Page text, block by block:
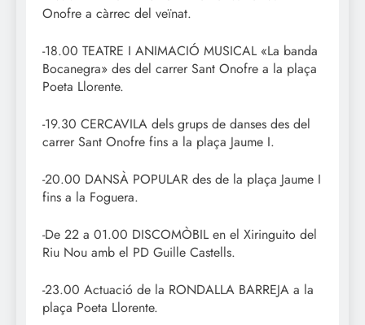
Onofre a càrrec del veïnat.
-18.00 TEATRE I ANIMACIÓ MUSICAL «La banda
Bocanegra» des del carrer Sant Onofre a la plaça
Poeta Llorente.
-19.30 CERCAVILA dels grups de danses des del
carrer Sant Onofre fins a la plaça Jaume I.
-20.00 DANSÀ POPULAR des de la plaça Jaume I
fins a la Foguera.
-De 22 a 01.00 DISCOMÒBIL en el Xiringuito del
Riu Nou amb el PD Guille Castells.
-23.00 Actuació de la RONDALLA BARREJA a la
plaça Poeta Llorente.